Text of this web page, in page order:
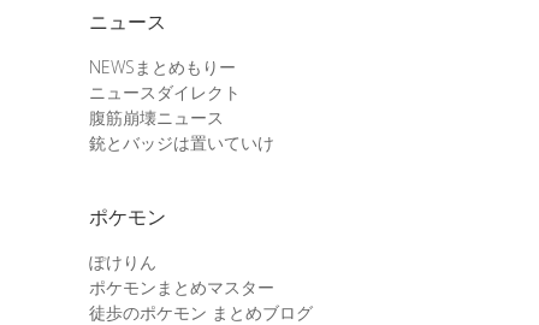
ニュース
NEWSまとめもりー
ニュースダイレクト
腹筋崩壊ニュース
銃とバッジは置いていけ
ポケモン
ぽけりん
ポケモンまとめマスター
徒歩のポケモン まとめブログ